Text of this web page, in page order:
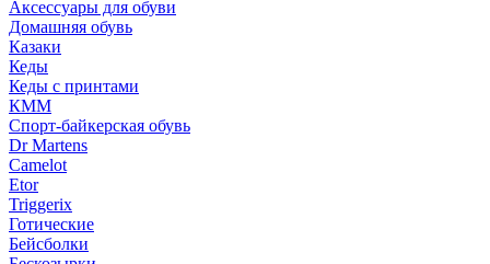
Аксессуары для обуви
Домашняя обувь
Казаки
Кеды
Кеды с принтами
КММ
Спорт-байкерская обувь
Dr Martens
Camelot
Etor
Triggerix
Готические
Бейсболки